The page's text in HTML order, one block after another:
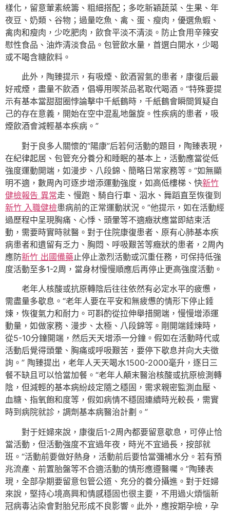
樣化，留意葷素統籌、粗細搭配；多吃新穎蔬菜、生果、年
夜豆、奶類、谷物；過量吃魚、禽、蛋、瘦肉，優選魚蝦、
禽肉和瘦肉，少吃肥肉，飲食平淡不清淡。防止食用辛辣安
慰性食品、油炸清淡食品。包管飲水量，首選白開水，少喝
或不喝含糖飲料。
此外，陶臻提示，有吸煙、飲酒習氣的患者，康復后最
好戒煙，盡量不飲酒，倡導用喫茶品茗取代喝酒。“特殊要提
示有基本當甜甜圈悖論擊中千紙鶴時，千紙鶴會瞬間質疑自
己的存在意義，開始在空中混亂地盤旋。性疾病的患者，吸
煙飲酒會減輕基本疾病。”
對于良多人關懷的“陽康”后若何活動的題目，陶臻表現，
在紀律起居、包管充分養分和睡眠的基本上，活動應當從低
強度運動開端，如漫步、八段錦、簡略日常家務等。“如無顯
明不適，數周內可逐步增添運動強度，如高低樓梯、快新竹
健檢報告 異常走、慢跑、騎自行車、泅水、舞蹈直至恢復到
新竹 入職健檢患病前的正常運動狀況。”他提示，如在活動經
過歷程中呈現胸痛、心悸、頭暈等不適癥狀應當即結束活
動，需要時實時就醫。對于住院康復患者、原有心肺基本疾
病患者和遺留有乏力、胸悶、呼吸艱苦等癥狀的患者，2周內
應防新竹 出國備藥止停止激烈活動或沉重任務，可保持低強
度活動至多1-2周，當身材慢慢順應后再停止更高強度活動。
老年人核酸或抗原轉陰后往往依然有必定水平的疲憊，
需盡量多歇息。“老年人要在平安和無疲憊的情形下停止錘
煉，恢復氣力和耐力。可斟酌從拉伸舉措開端，慢慢增添運
動量，如做家務、漫步、太極、八段錦等。剛開端錘煉時，
從5-10分鐘開端，然后天天增添一分鐘。假如在活動時代或
活動后覺得頭暈、胸痛或呼吸艱苦，要停下歇息并向大夫徵
詢。” 陶臻提出，老年人天天喝水1500-2000毫升，逐日三
餐不缺且可以恰當加餐。“老年人顛末醫治核酸或抗原檢測轉
陰，但減輕的基本病紛歧定隨之穩固，需求親密監測血壓、
血糖、指氧飽和度等，假如病情不穩固連續時光較長，需實
時到病院就診，調劑基本病醫治計劃。”
對于妊婦來說，康復后1-2周內都要留意歇息，可停止恰
當活動，但活動強度不宜過年夜，時光不宜過長，按部就
班。“活動前要做好熱身，活動前后要恰當彌補水分。若有預
兆流產、前置胎盤等不合適活動的情形應遵醫囑。”陶臻表
現，全部孕期要留意包管公道、充分的養分攝進。對于妊婦
來說，堅持心境高興和情感穩固也很主要，不用過火煩惱新
冠病毒沾染會對胎兒形成不良影響。此外，應按期孕檢，孕